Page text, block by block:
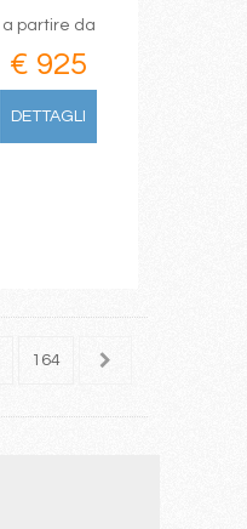
a partire da
€ 925
DETTAGLI
164 165